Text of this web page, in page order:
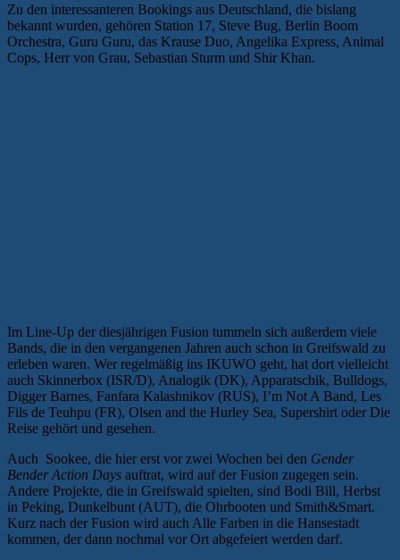
Zu den interessanteren Bookings aus Deutschland, die bislang
bekannt wurden, gehören Station 17, Steve Bug, Berlin Boom
Orchestra, Guru Guru, das Krause Duo, Angelika Express, Animal
Cops, Herr von Grau, Sebastian Sturm und Shir Khan.
Im Line-Up der diesjährigen Fusion tummeln sich außerdem viele
Bands, die in den vergangenen Jahren auch schon in Greifswald zu
erleben waren. Wer regelmäßig ins IKUWO geht, hat dort vielleicht
auch Skinnerbox (ISR/D), Analogik (DK), Apparatschik, Bulldogs,
Digger Barnes, Fanfara Kalashnikov (RUS), I’m Not A Band, Les
Fils de Teuhpu (FR), Olsen and the Hurley Sea, Supershirt oder Die
Reise gehört und gesehen.
Auch Sookee, die hier erst vor zwei Wochen bei den Gender
Bender Action Days auftrat, wird auf der Fusion zugegen sein.
Andere Projekte, die in Greifswald spielten, sind Bodi Bill, Herbst
in Peking, Dunkelbunt (AUT), die Ohrbooten und Smith&Smart.
Kurz nach der Fusion wird auch Alle Farben in die Hansestadt
kommen, der dann nochmal vor Ort abgefeiert werden darf.